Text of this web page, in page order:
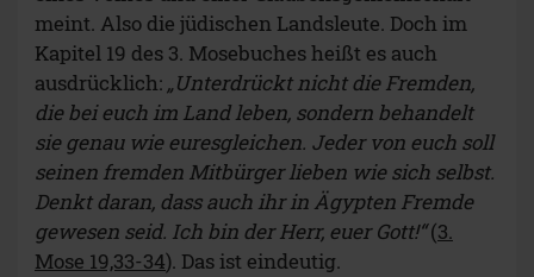
meint. Also die jüdischen Landsleute. Doch im
Kapitel 19 des 3. Mosebuches heißt es auch
ausdrücklich: „Unterdrückt nicht die Fremden,
die bei euch im Land leben, sondern behandelt
sie genau wie euresgleichen. Jeder von euch soll
seinen fremden Mitbürger lieben wie sich selbst.
Denkt daran, dass auch ihr in Ägypten Fremde
gewesen seid. Ich bin der Herr, euer Gott!“(3.
Mose 19,33-34). Das ist eindeutig.